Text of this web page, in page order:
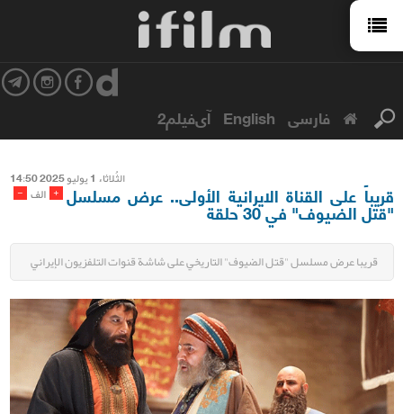
فارسی English آی‌فیلم2
الثُلاثاء 1 یولیو 2025 14:50
- الف + قريباً على القناة الایرانیة الأولى.. عرض مسلسل
"قتل الضيوف" في 30 حلقة
قريبا عرض مسلسل "قتل الضيوف" التاريخي على شاشة قنوات التلفزيون الإيراني